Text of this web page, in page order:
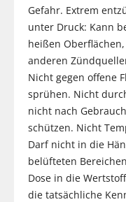
Gefahr. Extrem
unter Druck: Kann
heißen
anderen
Nicht gegen offene
sprühen. Nicht
nicht nach
schützen. Nicht
Darf nicht in die
belüfteten
Dose in die
die tatsächliche